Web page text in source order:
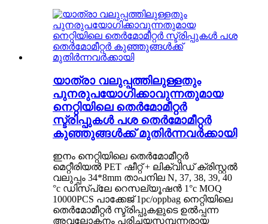
യാത്രാ വലുപ്പത്തിലുള്ളതും
പുനരുപയോഗിക്കാവുന്നതുമായ
നെറ്റിയിലെ തെർമോമീറ്റർ
സ്ട്രിപ്പുകൾ പശ തെർമോമീറ്റർ
കുഞ്ഞുങ്ങൾക്ക് മുതിർന്നവർക്കായി
ഇനം നെറ്റിയിലെ തെർമോമീറ്റർ
മെറ്റീരിയൽ PET ഷീറ്റ് + ലിക്വിഡ് ക്രിസ്റ്റൽ
വലുപ്പം 34*8mm താപനില N, 37, 38, 39, 40
°c ഡിസ്പ്ലേ റെസല്യൂഷൻ 1°c MOQ
10000PCS പാക്കേജ് 1pc/oppbag നെറ്റിയിലെ
തെർമോമീറ്റർ സ്ട്രിപ്പുകളുടെ ഉൽപ്പന്ന
അവലോകനം പരിചയസമ്പന്നരായ